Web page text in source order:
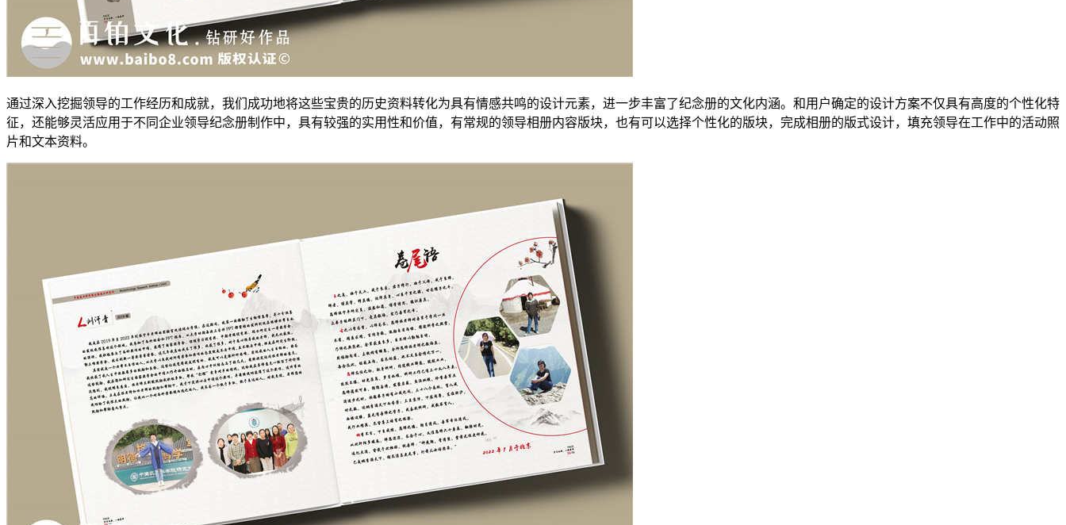
通过深入挖掘领导的工作经历和成就，我们成功地将这些宝贵的历史资料转化为具有情感共鸣的设计元素，进一步丰富了纪念册的文化内涵。和用户确定的设计方案不仅具有高度的个性化特
征，还能够灵活应用于不同企业领导纪念册制作中，具有较强的实用性和价值，有常规的领导相册内容版块，也有可以选择个性化的版块，完成相册的版式设计，填充领导在工作中的活动照
片和文本资料。